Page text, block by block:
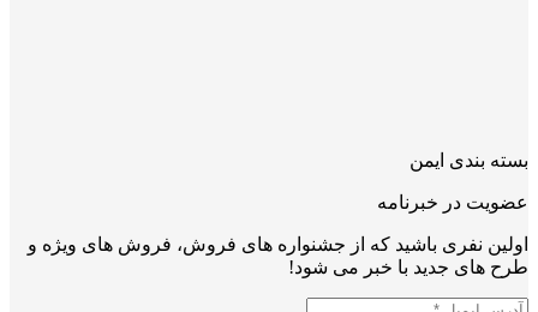
بسته بندی ایمن
عضویت در خبرنامه
اولین نفری باشید که از جشنواره های فروش، فروش های ویژه و
طرح های جدید با خبر می شود!